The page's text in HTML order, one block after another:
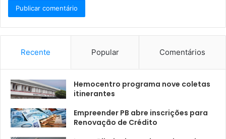
Recente Popular Comentários
Hemocentro programa nove coletas
itinerantes
Empreender PB abre inscrições para
Renovação de Crédito